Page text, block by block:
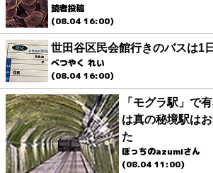
読者投稿
(08.04 16:00)
世田谷区民会館行きのバスは1
べつやく れい
(08.04 16:00)
「モグラ駅」で
は真の秘境駅は
た
ぼっちのazumiさん
(08.04 11:00)